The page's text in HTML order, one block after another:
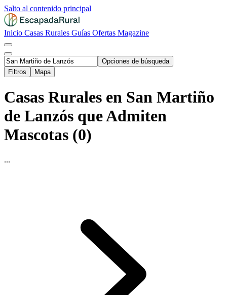
Salto al contenido principal
Inicio Casas Rurales Guías Ofertas Magazine
Opciones de búsqueda
Filtros
Mapa
Casas Rurales en San Martiño
de Lanzós que Admiten
Mascotas (0)
...